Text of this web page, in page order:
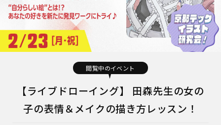
閲覧中のイベント
【ライブドローイング】 田森先生の女の
子の表情＆メイクの描き方レッスン！